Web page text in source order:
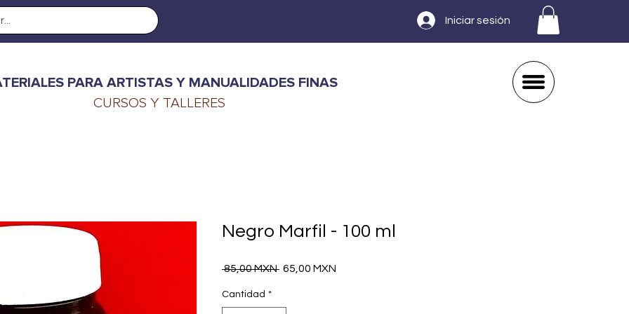
Iniciar sesión
PARA ARTISTAS Y MANUALIDADES FINAS
CURSOS Y TALLERES
Negro Marfil - 100 ml
85,00 MXN Precio
65,00 MXN
Cantidad *